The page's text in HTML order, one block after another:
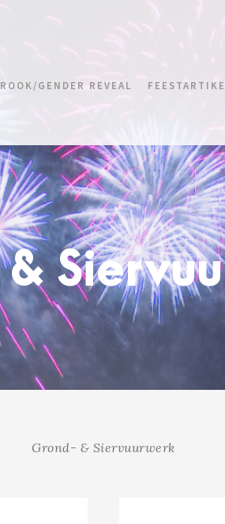
ROOK/GENDER REVEAL
Grond- & Siervuurwerk